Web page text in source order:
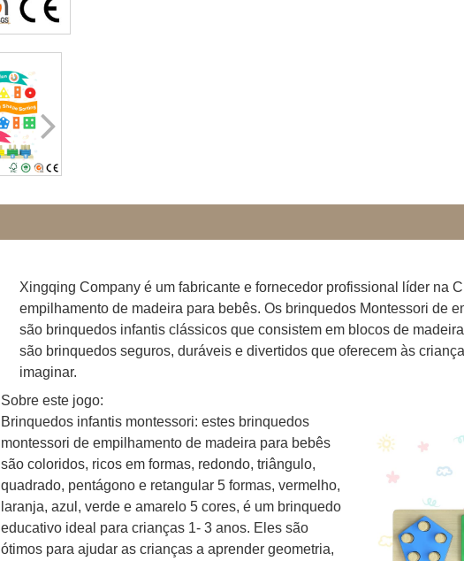
Xingqing Company é um fabricante e fornecedor profissional líder na
empilhamento de madeira para bebês. Os brinquedos Montessori de
são brinquedos infantis clássicos que consistem em blocos de
são brinquedos seguros, duráveis ​​e divertidos que oferecem às
imaginar.
Sobre este jogo:
Brinquedos infantis montessori: estes brinquedos
montessori de empilhamento de madeira para bebês
são coloridos, ricos em formas, redondo, triângulo,
quadrado, pentágono e retangular 5 formas, vermelho,
laranja, azul, verde e amarelo 5 cores, é um brinquedo
educativo ideal para crianças 1- 3 anos. Eles são
ótimos para ajudar as crianças a aprender geometria,